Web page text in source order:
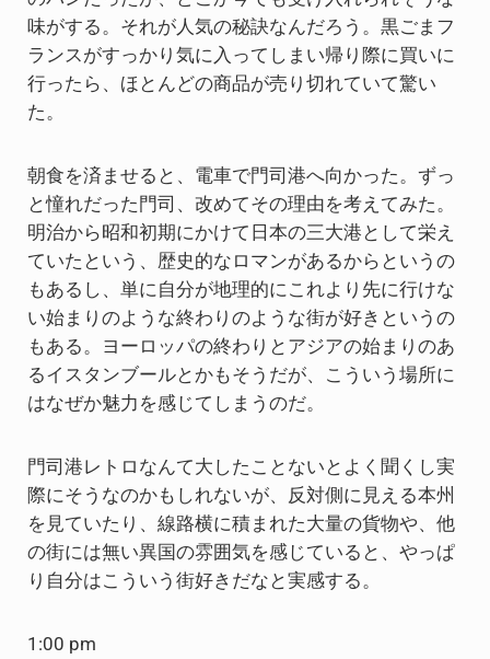
味がする。それが人気の秘訣なんだろう。黒ごまフ
ランスがすっかり気に入ってしまい帰り際に買いに
行ったら、ほとんどの商品が売り切れていて驚い
た。
朝食を済ませると、電車で門司港へ向かった。ずっ
と憧れだった門司、改めてその理由を考えてみた。
明治から昭和初期にかけて日本の三大港として栄え
ていたという、歴史的なロマンがあるからというの
もあるし、単に自分が地理的にこれより先に行けな
い始まりのような終わりのような街が好きというの
もある。ヨーロッパの終わりとアジアの始まりのあ
るイスタンブールとかもそうだが、こういう場所に
はなぜか魅力を感じてしまうのだ。
門司港レトロなんて大したことないとよく聞くし実
際にそうなのかもしれないが、反対側に見える本州
を見ていたり、線路横に積まれた大量の貨物や、他
の街には無い異国の雰囲気を感じていると、やっぱ
り自分はこういう街好きだなと実感する。
1:00 pm